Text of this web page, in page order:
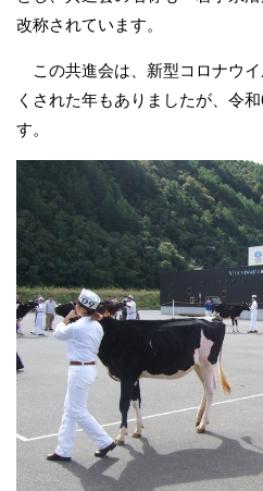
改称されています。
この共進会は、新型コロナウ
くされた年もありましたが、令
す。